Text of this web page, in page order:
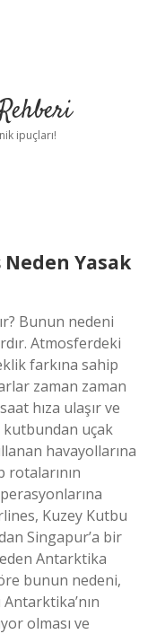
ipuçları!
Yasak
Bunun nedeni
Atmosferdeki
farkına sahip
zaman zaman
hıza ulaşır ve
kutbundan uçak
havayollarına
Kuzey Kutbu
Singapur’a bir
Antarktika
bunun nedeni,
olması ve